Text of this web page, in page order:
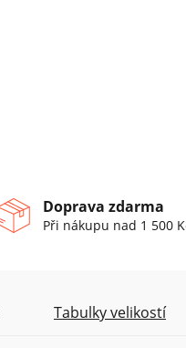
Doprava zdarma
Při nákupu nad 1 500
Tabulky velikostí